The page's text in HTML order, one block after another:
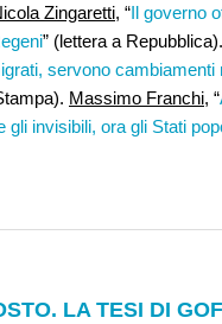
Zingaretti, “Il governo
” (lettera a Repubblica).
servono cambiamenti
Massimo Franchi, “
gli invisibili, ora gli Stati
LA TESI DI